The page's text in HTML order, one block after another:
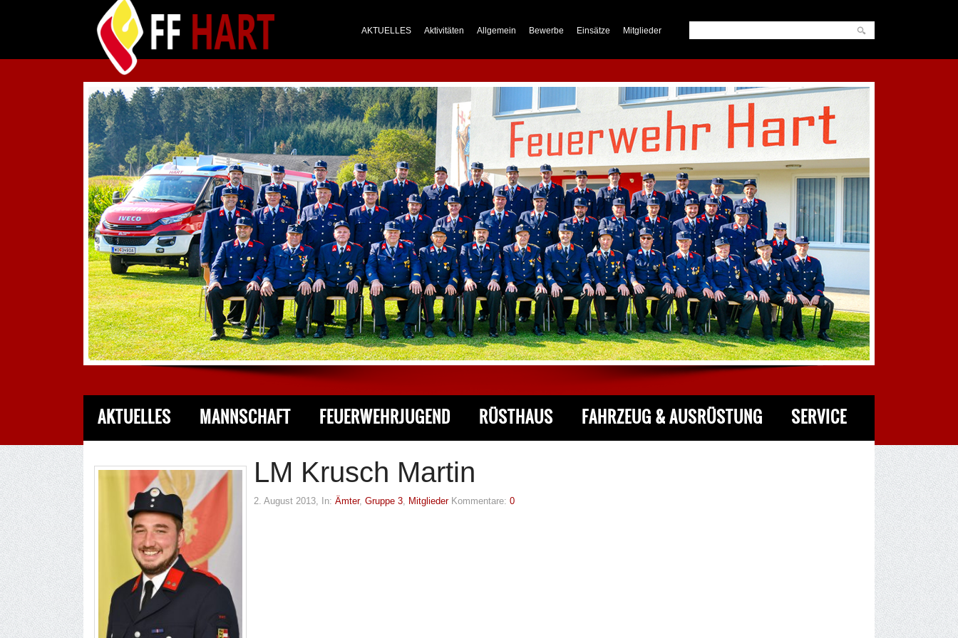
AKTUELLES Aktivitäten Allgemein Bewerbe Einsätze Mitglieder
AKTUELLES MANNSCHAFT FEUERWEHRJUGEND RÜSTHAUS FAHRZEUG & AUSRÜSTUNG SERVICE
LM Krusch Martin
2. August 2013, In: Ämter, Gruppe 3, MitgliederKommentare: 0